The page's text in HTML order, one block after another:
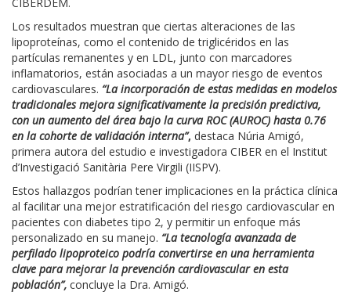
Los resultados muestran que ciertas alteraciones de las
lipoproteínas, como el contenido de triglicéridos en las
partículas remanentes y en LDL, junto con marcadores
inflamatorios, están asociadas a un mayor riesgo de eventos
cardiovasculares. “La incorporación de estas medidas en modelos
tradicionales mejora significativamente la precisión predictiva,
con un aumento del área bajo la curva ROC (AUROC) hasta 0.76
en la cohorte de validación interna”, destaca Núria Amigó,
primera autora del estudio e investigadora CIBER en el Institut
d’Investigació Sanitària Pere Virgili (IISPV).
Estos hallazgos podrían tener implicaciones en la práctica clínica
al facilitar una mejor estratificación del riesgo cardiovascular en
pacientes con diabetes tipo 2, y permitir un enfoque más
personalizado en su manejo. “La tecnología avanzada de
perfilado lipoproteico podría convertirse en una herramienta
clave para mejorar la prevención cardiovascular en esta
población”, concluye la Dra. Amigó.